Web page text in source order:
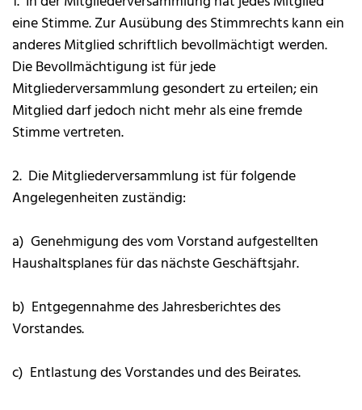
eine Stimme. Zur Ausübung des Stimmrechts kann ein
anderes Mitglied schriftlich bevollmächtigt werden.
Die Bevollmächtigung ist für jede
Mitgliederversammlung gesondert zu erteilen; ein
Mitglied darf jedoch nicht mehr als eine fremde
Stimme vertreten.
2. Die Mitgliederversammlung ist für folgende
Angelegenheiten zuständig:
a) Genehmigung des vom Vorstand aufgestellten
Haushaltsplanes für das nächste Geschäftsjahr.
b) Entgegennahme des Jahresberichtes des
Vorstandes.
c) Entlastung des Vorstandes und des Beirates.